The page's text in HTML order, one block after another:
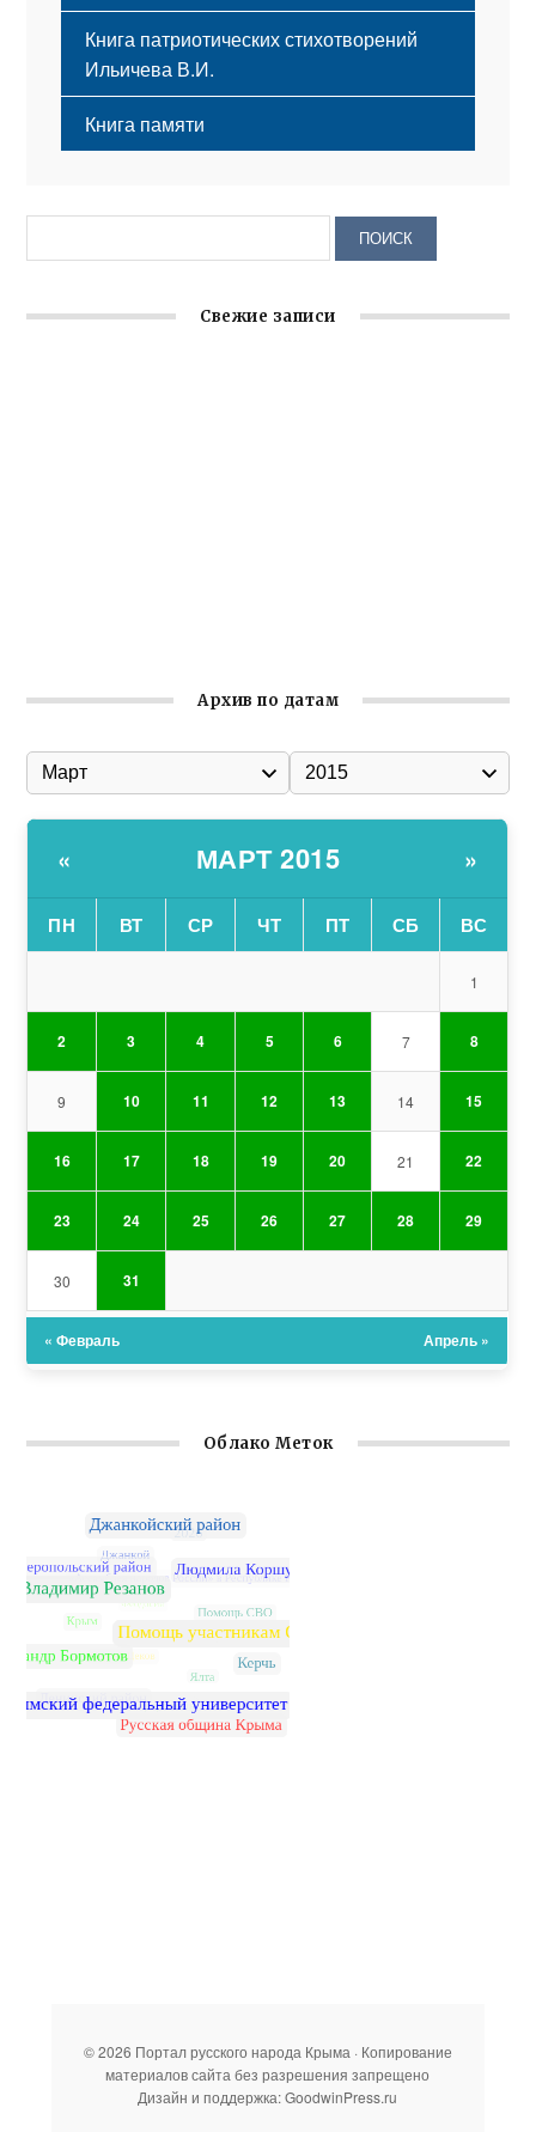
Книга патриотических стихотворений
Ильичева В.И.
Книга памяти
Свежие записи
Архив по датам
« МАРТ 2015 »
ПН ВТ СР ЧТ ПТ СБ ВС
1
2 3 4 5 6 7 8
9 10 11 12 13 14 15
16 17 18 19 20 21 22
23 24 25 26 27 28 29
30 31
« Февраль Апрель »
Облако Меток
© 2026 Портал русского народа Крыма · Копирование
материалов сайта без разрешения запрещено
Дизайн и поддержка: GoodwinPress.ru